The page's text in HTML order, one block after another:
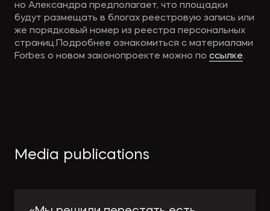
но Александра предполагает, что площадки
будут размещать в блогах реестровую запись или
же порядковый номер из реестра персональных
страниц.Подробнее ознакомиться с материалами
Forbes о новом законопроекте можно по ссылке.
Media publications